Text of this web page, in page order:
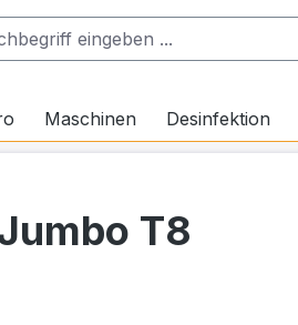
Maschinen Desinfektion
T8